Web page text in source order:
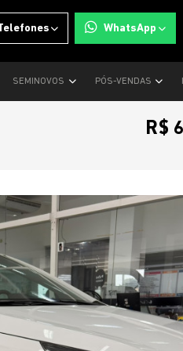
WhatsApp
SEMINOVOS PÓS-VENDAS
R$